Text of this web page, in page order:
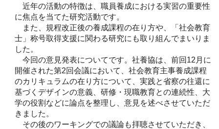
近年の活動の特徴は、職員養成における実習の重要性
に焦点を当てた研究活動です。
また、規程改正後の養成課程の在り方や、「社会教育
士」称号取得支援に関わる研究にも取り組んでまいりま
した。
今回の意見発表についてです。社養協は、前回12月に
開催された第2回会議において、社会教育主事養成課程
のカリキュラムの在り方について、実践と省察の往還に
基づくデザインの意義、研修・現職教育との連続性、大
学の役割などに論点を整理し、意見を述べさせていただ
きました。
その後のワーキングでの議論も拝聴させていただき、